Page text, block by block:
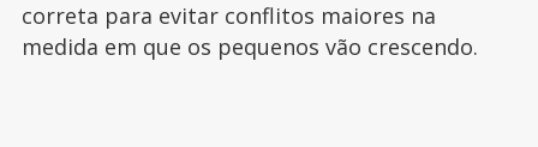
correta para evitar conflitos maiores na
medida em que os pequenos vão crescendo.